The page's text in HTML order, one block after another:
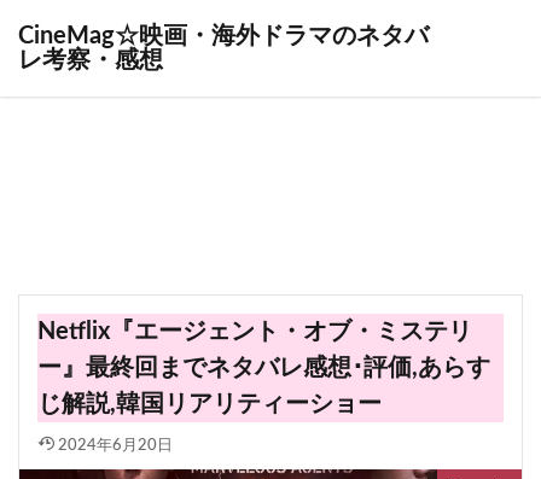
CineMag☆映画・海外ドラマのネタバ
レ考察・感想
Netflix『エージェント・オブ・ミステリ
ー』最終回までネタバレ感想･評価,あらす
じ解説,韓国リアリティーショー
2024年6月20日